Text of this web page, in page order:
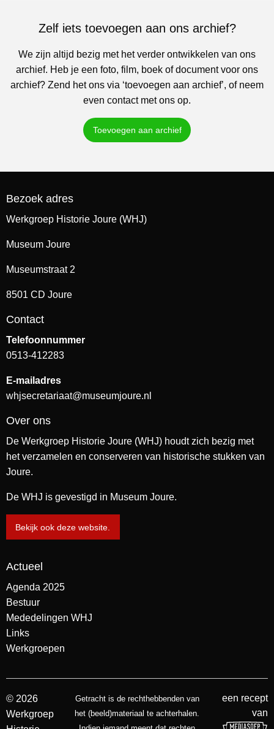
Zelf iets toevoegen aan ons archief?
We zijn altijd bezig met het verder ontwikkelen van ons
archief. Heb je een foto, film, boek of document voor ons
archief? Zend het ons via ‘toevoegen aan archief’, of neem
even contact met ons op.
Toevoegen aan archief
Bezoek adres
Werkgroep Historie Joure (WHJ)
Museum Joure
Museumstraat 2
8501 CD Joure
Contact
Telefoonnummer
0513-412283
E-mailadres
whjsecretariaat@museumjoure.nl
Over ons
De Werkgroep Historie Joure (WHJ) houdt zich bezig met
het verzamelen en conserveren van historische stukken van
Joure.
De WHJ is gevestigd in Museum Joure.
Bekijk ook deze website.
Actueel
Agenda 2025
Bestuur
Mededelingen WHJ
Links
Werkgroepen
© 2026
Werkgroep
Getracht is de rechthebbenden van
het (beeld)materiaal te achterhalen.
een recept
van